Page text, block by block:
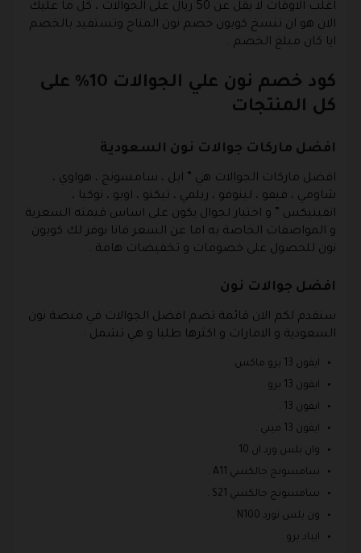
اغلب الاوقات لا يقل عن 50 ريال على الجوالات ، كل ما عليك
الان هو ان تنسخ كوبون خصم نون المتاح وتستفيد بالخصم
ايا كان مبلغ الخصم .
كود خصم نون علي الجوالات 10% على
كل المنتجات
افضل ماركات جوالات نون السعودية
افضل ماركات الجوالات هي ” ابل ، سامسونج ، هواوي ،
شاومي ، فيفو ، لينوفو ، ريلمي ، تيكنو ، اوبو ، نوكيا ،
انفينيكس ” و اختيار لجوال يكون على اساس قيمته السعرية
و المواصفات الخاصة به اما عن السعر فانا نوفر لك كوبون
نون للحصول على خصومات و تخفيضات هامة .
افضل جوالات نون
سنقدم لكم الان قائمة تضم افضل الجوالات في منصة نون
السعودية و الامارات و اكثرها طلبا و هي تشمل :
ايفون 13 برو ماكس .
ايفون 13 برو .
ايفون 13 .
ايفون 13 ميني .
وان بلس ورد ان 10 .
سامسونج جالكسي A11 .
سامسونج جالكسي S21 .
ون بلس نورد N100 .
ايباد برو .